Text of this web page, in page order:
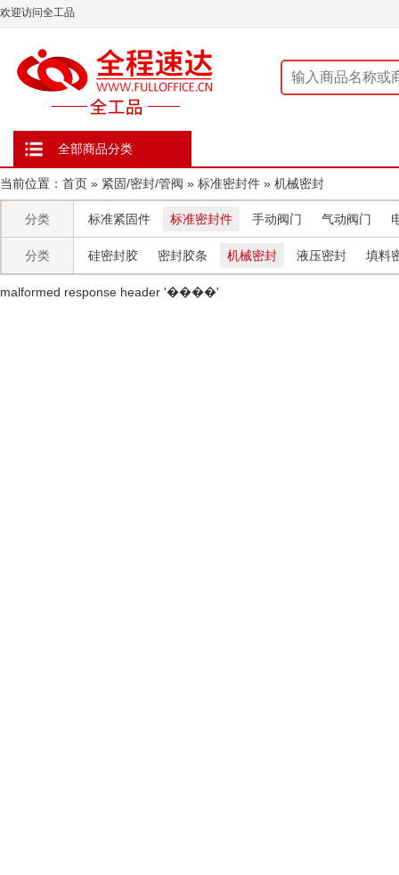
欢迎访问全工品
全部商品分类
当前位置： 首页 » 紧固/密封/管阀 » 标准密封件 » 机械密封
分类 标准紧固件 标准密封件 手动阀门 气动阀门
分类 硅密封胶 密封胶条 机械密封 液压密封 填料
malformed response header ' ����'